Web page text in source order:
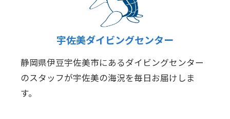
宇佐美ダイビングセンター
静岡県伊豆宇佐美市にあるダイビングセンター
のスタッフが宇佐美の海況を毎日お届けしま
す。